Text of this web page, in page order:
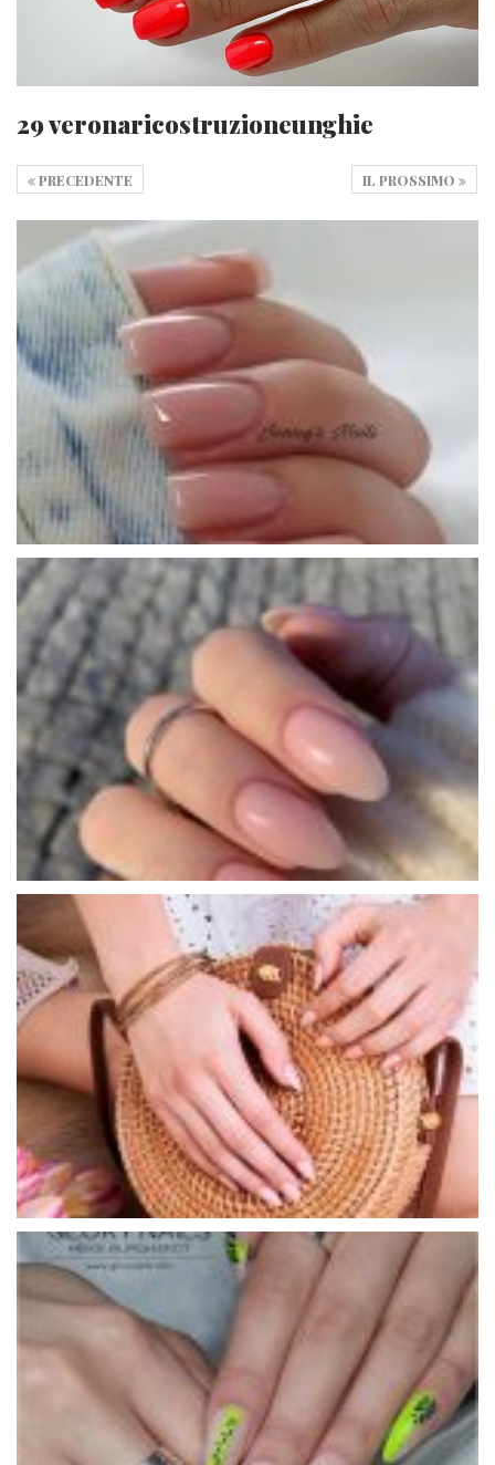
29 veronaricostruzioneunghie
IL PROSSIMO
PRECEDENTE